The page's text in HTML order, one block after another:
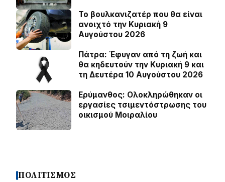
Το βουλκανιζατέρ που θα είναι
ανοιχτό την Κυριακή 9
Αυγούστου 2026
Πάτρα: Έφυγαν από τη ζωή και
θα κηδευτούν την Κυριακή 9 και
τη Δευτέρα 10 Αυγούστου 2026
Ερύμανθος: Ολοκληρώθηκαν οι
εργασίες τσιμεντόστρωσης του
οικισμού Μοιραλίου
ΠΟΛΙΤΙΣΜΟΣ